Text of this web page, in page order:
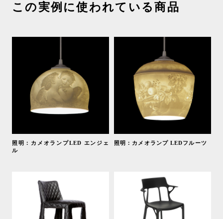
この実例に使われている商品
照明：カメオランプLED エンジェ
ル
照明：カメオランプ LEDフルーツ